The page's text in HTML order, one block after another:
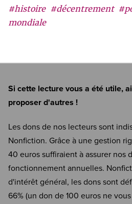
#histoire
mondiale
#décentrement
Si cette lecture vous a été utile,
proposer d'autres !
Les dons de nos lecteurs sont
Nonfiction. Grâce à une gestion
40 euros suffiraient à assurer nos
fonctionnement annuelles.
d'intérêt général, les dons sont
66% (un don de 100 euros ne